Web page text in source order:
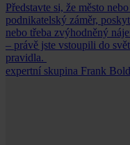
Představte si, že město
podnikatelský záměr,
nebo třeba zvýhodněný
– právě jste vstoupili do
pravidla.
expertní skupina Frank Bold